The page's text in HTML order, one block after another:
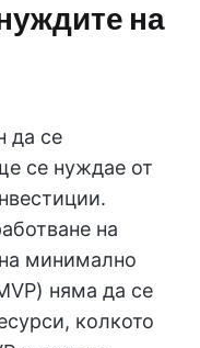
на
да се
се нуждае от
на
минимално
няма да се
колкото